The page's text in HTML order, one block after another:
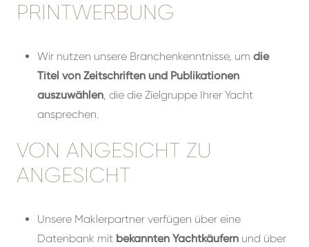
PRINTWERBUNG
Wir nutzen unsere Branchenkenntnisse, um die
Titel von Zeitschriften und Publikationen
auszuwählen, die die Zielgruppe Ihrer Yacht
ansprechen.
VON ANGESICHT ZU
ANGESICHT
Unsere Maklerpartner verfügen über eine
Datenbank mit bekannten Yachtkäufern und über